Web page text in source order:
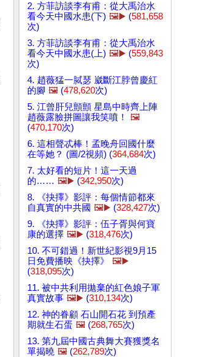
2. 方菲訪談李有甫：從大禹治水
看今天中國水患(下) 🖼️▶️ (581,658
次)
3. 方菲訪談李有甫：從大禹治水
看今天中國水患(上) 🖼️▶️ (559,843
次)
4. 趙薇猛一脦瑟 崴斷江脖曾慶紅
的腳 🖼️ (478,620次)
5. 江曾肝兒顫顫 星島中時齊上陣
趙薇露臉拼圖讓我笑噴！
🖼️
(470,170次)
6. 這相聲忒棒！孟晚舟回國什麼
在等她？ (圖/2視頻) (364,684次)
7. 太好看的短片！這一天過
的…… 🖼️▶️ (342,950次)
8. 《抉擇》影評：每個情節都來
自真實的中共國 🖼️▶️ (328,427次)
9. 《抉擇》影評：伍子胥與何寶
康的選擇 🖼️▶️ (318,476次)
10. 不可錯過！新世紀影視9月15
日免費播映《抉擇》
🖼️▶️
(318,095次)
11. 被中共利用拋棄的紅色娘子軍
真實故事 🖼️▶️ (310,134次)
12. 神的眷顧 石山開石花 到預產
期就生石蛋 🖼️ (268,765次)
13. 第九屆中國古典舞大賽獲獎名
單揭曉 🖼️ (262,789次)